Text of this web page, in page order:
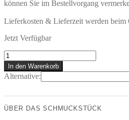
können Sie im Bestellvorgang
Lieferkosten & Lieferzeit werden beim
Jetzt Verfügbar
SANSIBAR
Armband
Menge
In den Warenkorb
Alternative:
ÜBER DAS SCHMUCKSTÜCK